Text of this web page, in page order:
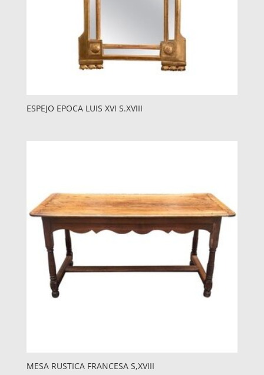
ESPEJO EPOCA LUIS XVI S.XVIII
MESA RUSTICA FRANCESA S,XVIII